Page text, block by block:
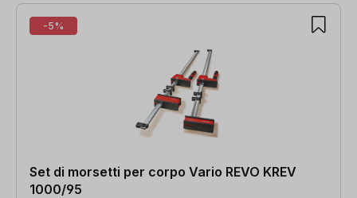
-5%
Set di morsetti per corpo Vario REVO KREV
1000/95